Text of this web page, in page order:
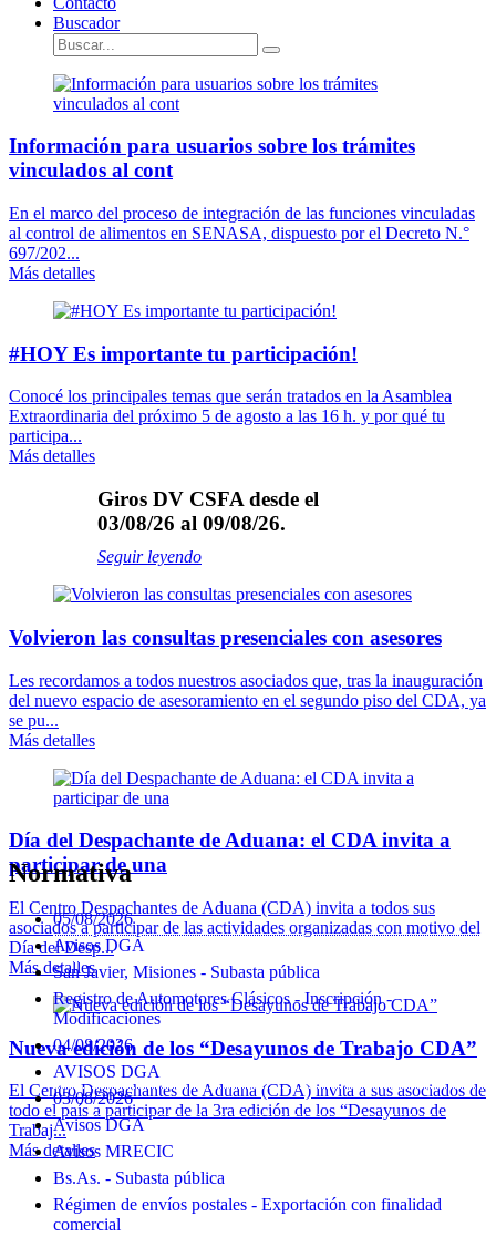
Buscador
Información para usuarios sobre los trámites
vinculados al cont
En el marco del proceso de integración de las funciones vinculadas
al control de alimentos en SENASA, dispuesto por el Decreto N.°
697/202...
Más detalles
#HOY Es importante tu participación!
Conocé los principales temas que serán tratados en la Asamblea
Extraordinaria del próximo 5 de agosto a las 16 h. y por qué tu
participa...
Más detalles
Giros DV CSFA desde el
03/08/26 al 09/08/26.
Seguir leyendo
Volvieron las consultas presenciales con asesores
Les recordamos a todos nuestros asociados que, tras la inauguración
del nuevo espacio de asesoramiento en el segundo piso del CDA, ya
se pu...
Más detalles
Día del Despachante de Aduana: el CDA invita a
participar de una
El Centro Despachantes de Aduana (CDA) invita a todos sus
asociados a participar de las actividades organizadas con motivo del
Día del Desp...
Más detalles
Nueva edición de los “Desayunos de Trabajo CDA”
El Centro Despachantes de Aduana (CDA) invita a sus asociados de
todo el país a participar de la 3ra edición de los “Desayunos de
Trabaj...
Más detalles
Normativa
05/08/2026
Avisos DGA
San Javier, Misiones - Subasta pública
Registro de Automotores Clásicos - Inscripción -
Modificaciones
04/08/2026
AVISOS DGA
03/08/2026
Avisos DGA
Avisos MRECIC
Bs.As. - Subasta pública
Régimen de envíos postales - Exportación con finalidad
comercial